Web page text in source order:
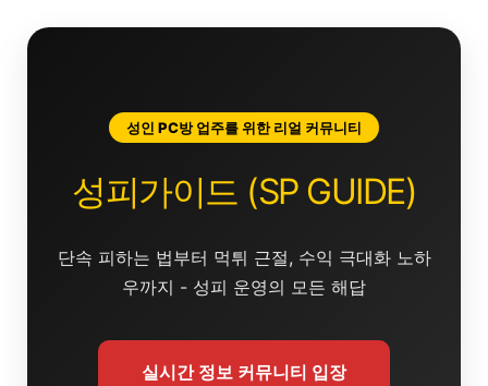
성인 PC방 업주를 위한 리얼 커뮤니티
성피가이드 (SP GUIDE)
단속 피하는 법부터 먹튀 근절, 수익 극대화 노하
우까지 - 성피 운영의 모든 해답
실시간 정보 커뮤니티 입장